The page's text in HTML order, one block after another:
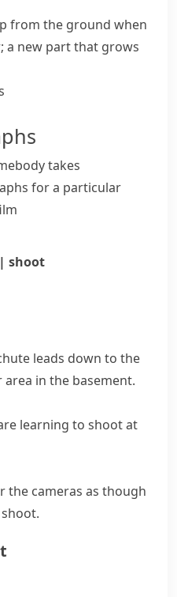
from the ground when
a new part that grows
takes
for a particular
shoot
leads down to the
in the basement.
learning to shoot at
the cameras as though